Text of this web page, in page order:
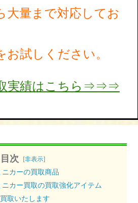
大量まで対応してお
お試しください。
実績はこちら⇒⇒⇒
目次 [非表示]
カーの買取商品
ニカー買取の買取強化アイテム
取いたします